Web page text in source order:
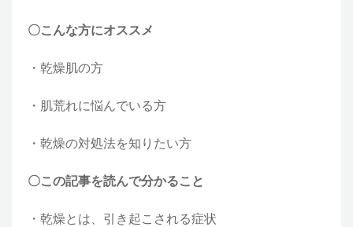
〇こんな方にオススメ
・乾燥肌の方
・肌荒れに悩んでいる方
・乾燥の対処法を知りたい方
〇この記事を読んで分かること
・乾燥とは、引き起こされる症状